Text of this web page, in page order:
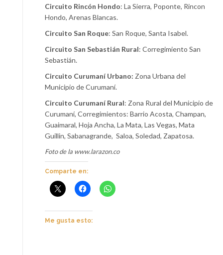
Circuito Rincón Hondo: La Sierra, Poponte, Rincon
Hondo, Arenas Blancas.
Circuito San Roque: San Roque, Santa Isabel.
Circuito San Sebastián Rural: Corregimiento San
Sebastián.
Circuito Curumaní Urbano: Zona Urbana del
Municipio de Curumaní.
Circuito Curumaní Rural: Zona Rural del Municipio de
Curumaní, Corregimientos: Barrio Acosta, Champan,
Guaimaral, Hoja Ancha, La Mata, Las Vegas, Mata
Guillin, Sabanagrande, Saloa, Soledad, Zapatosa.
Foto de la www.larazon.co
Comparte en:
Me gusta esto: